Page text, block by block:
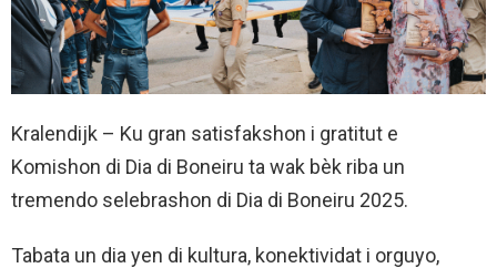
Kralendijk – Ku gran satisfakshon i gratitut e
Komishon di Dia di Boneiru ta wak bèk riba un
tremendo selebrashon di Dia di Boneiru 2025.
Tabata un dia yen di kultura, konektividat i orguyo,